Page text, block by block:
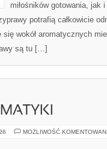
miłośników gotowania, jak
potrafią całkowicie
wokół aromatycznych
są tu […]
MOŻLIWOŚĆ